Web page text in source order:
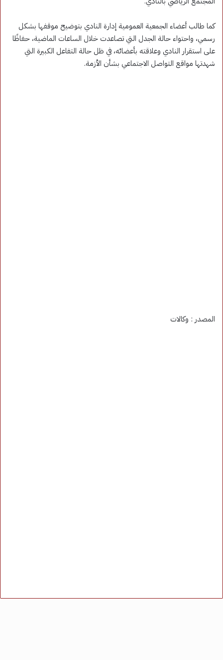
كما طالب أعضاء الجمعية العمومية إدارة النادي بتوضيح موقفها بشكل
رسمي، واحتواء حالة الجدل التي تصاعدت خلال الساعات الماضية، حفاظًا
على استقرار النادي وعلاقته بأعضائه، في ظل حالة التفاعل الكبيرة التي
شهدتها مواقع التواصل الاجتماعي بشأن الأزمة.
المصدر : وكالات